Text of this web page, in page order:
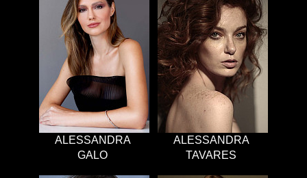
ALESSANDRA
GALO
ALESSANDRA
TAVARES